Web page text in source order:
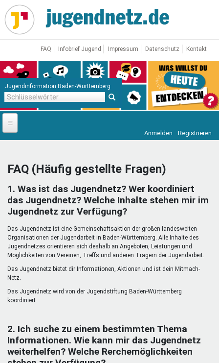
Direkt
zum
Inhalt
FAQ Infobrief Jugend Impressum Datenschutz Kontakt
Jugendinformation Baden-Württemberg
Startseite
Jugendnetz
Freizeit & Reisen
Mentoren & Projekte
Schule & Beruf
Demokratie & Beteiligung
Vor Ort
Anmelden Registrieren
FAQ (Häufig gestellte Fragen)
1. Was ist das Jugendnetz? Wer koordiniert
das Jugendnetz? Welche Inhalte stehen mir im
Jugendnetz zur Verfügung?
Das Jugendnetz ist eine Gemeinschaftsaktion der großen landesweiten
Organisationen der Jugendarbeit in Baden-Württemberg. Alle Inhalte des
Jugendnetzes orientieren sich deshalb an Angeboten, Leistungen und
Möglichkeiten von Vereinen, Treffs und anderen Trägern der Jugendarbeit.
Das Jugendnetz bietet dir Informationen, Aktionen und ist dein Mitmach-
Netz.
Das Jugendnetz wird von der Jugendstiftung Baden-Württemberg
koordiniert.
2. Ich suche zu einem bestimmten Thema
Informationen. Wie kann mir das Jugendnetz
weiterhelfen? Welche Rerchemöglichkeiten